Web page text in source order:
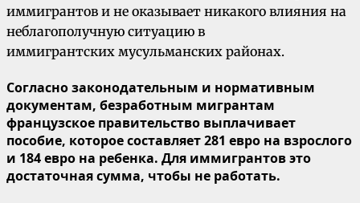
иммигрантов и не оказывает никакого влияния на
неблагополучную ситуацию в
иммигрантских мусульманских районах.
Согласно законодательным и нормативным
документам, безработным мигрантам
французское правительство выплачивает
пособие, которое составляет 281 евро на взрослого
и 184 евро на ребенка. Для иммигрантов это
достаточная сумма, чтобы не работать.